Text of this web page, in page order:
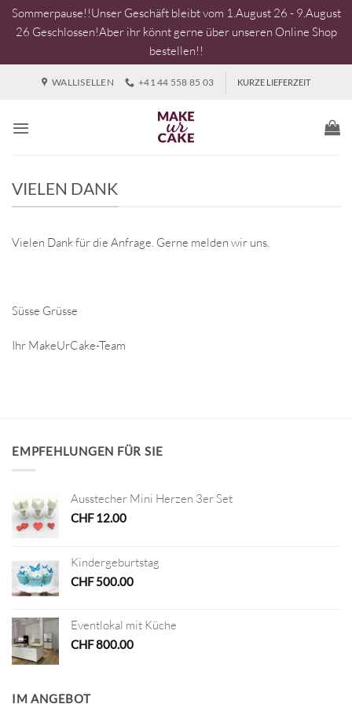
Sommerpause!!Unser Geschäft bleibt vom 1.August 26 - 9.August
26 Geschlossen!Aber ihr könnt gerne über unseren Online Shop
bestellen!!
WALLISELLEN +41 44 558 85 03 KURZE LIEFERZEIT
VIELEN DANK
Vielen Dank für die Anfrage. Gerne melden wir uns.
Süsse Grüsse
Ihr MakeUrCake-Team
EMPFEHLUNGEN FÜR SIE
Ausstecher Mini Herzen 3er Set
CHF12.00
Kindergeburtstag
CHF500.00
Eventlokal mit Küche
CHF800.00
IM ANGEBOT